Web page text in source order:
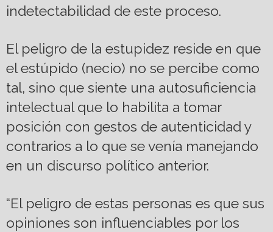
indetectabilidad de este proceso.
El peligro de la estupidez reside en que
el estúpido (necio) no se percibe como
tal, sino que siente una autosuficiencia
intelectual que lo habilita a tomar
posición con gestos de autenticidad y
contrarios a lo que se venía manejando
en un discurso político anterior.
“El peligro de estas personas es que sus
opiniones son influenciables por los